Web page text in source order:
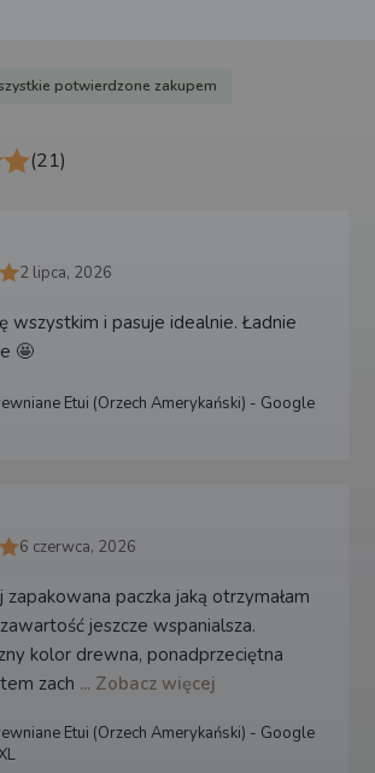
potwierdzone zakupem
(21)
2 lipca, 2026
wszystkim i pasuje idealnie. Ładnie
🤩
Etui (Orzech Amerykański) - Google
6 czerwca, 2026
zapakowana paczka jaką otrzymałam
jeszcze wspanialsza.
kolor drewna, ponadprzeciętna
zach ... Zobacz więcej
Etui (Orzech Amerykański) - Google